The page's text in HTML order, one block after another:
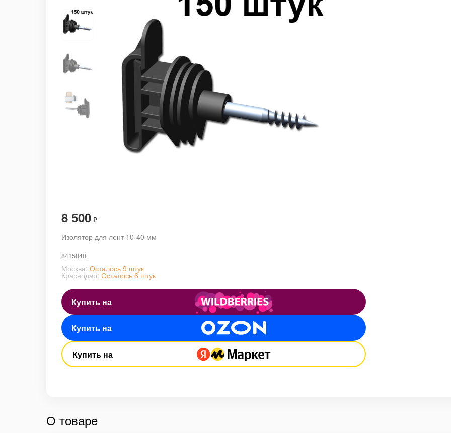
8 500 ₽
Изолятор для лент 10-40 мм
8415040
Москва: Осталось 9 штук
Краснодар: Осталось 6 штук
Купить на
Купить на
Купить на
О товаре